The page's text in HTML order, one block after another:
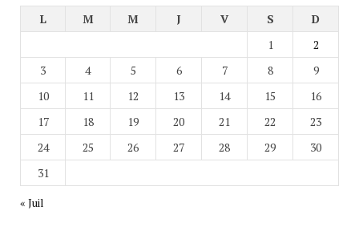
L
M M J V S
D
1
2
3
4 5 6 7 8
9
10
11 12 13 14 15
16
17
18 19 20 21 22
23
24
25 26 27 28 29
30
31
« Juil